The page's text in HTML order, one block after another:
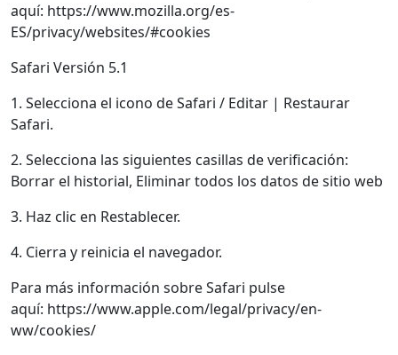
aquí: https://www.mozilla.org/es-
ES/privacy/websites/#cookies
Safari Versión 5.1
1. Selecciona el icono de Safari / Editar | Restaurar
Safari.
2. Selecciona las siguientes casillas de verificación:
Borrar el historial, Eliminar todos los datos de sitio web
3. Haz clic en Restablecer.
4. Cierra y reinicia el navegador.
Para más información sobre Safari pulse
aquí: https://www.apple.com/legal/privacy/en-
ww/cookies/